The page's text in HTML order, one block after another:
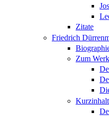
Zitate
Friedrich
Zum Werk